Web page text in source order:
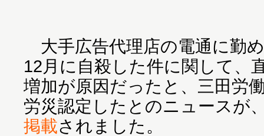
大手広告代理店の電通に勤
12月に自殺した件に関して、
増加が原因だったと、三田労
労災認定したとのニュースが
掲載されました。